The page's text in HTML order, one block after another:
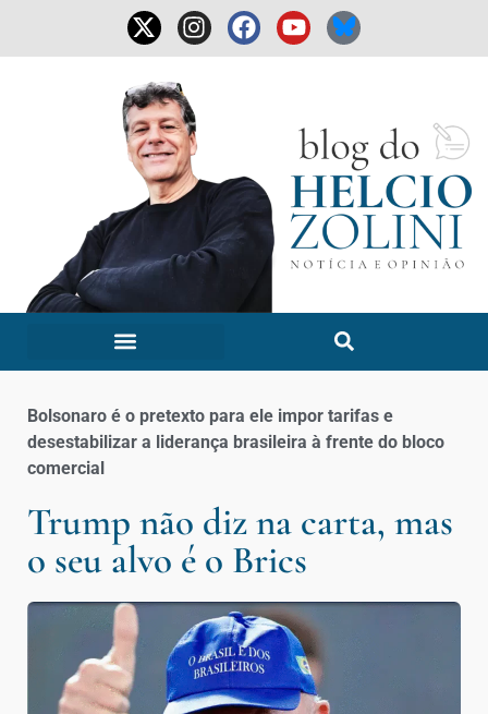
Bolsonaro é o pretexto para ele impor tarifas e
desestabilizar a liderança brasileira à frente do bloco
comercial
Trump não diz na carta, mas
o seu alvo é o Brics